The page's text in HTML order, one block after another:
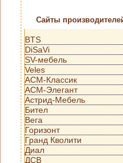
Сайты
BTS
DiSaVi
SV-мебель
Veles
АСМ-Классик
АСМ-Элегант
Астрид-Мебель
Бител
Вега
Горизонт
Гранд Кволити
Диал
ДСВ